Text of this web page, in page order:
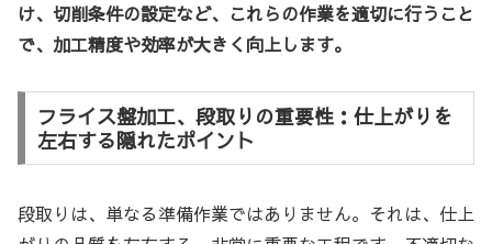
け、切削条件の設定など、これらの作業を適切に行うこと
で、加工精度や効率が大きく向上します。
フライス盤加工、段取りの重要性：仕上がりを
左右する隠れたポイント
段取りは、単なる準備作業ではありません。それは、仕上